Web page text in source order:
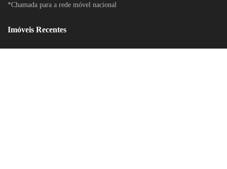
*Chamada para a rede móvel nacional
Imóveis Recentes